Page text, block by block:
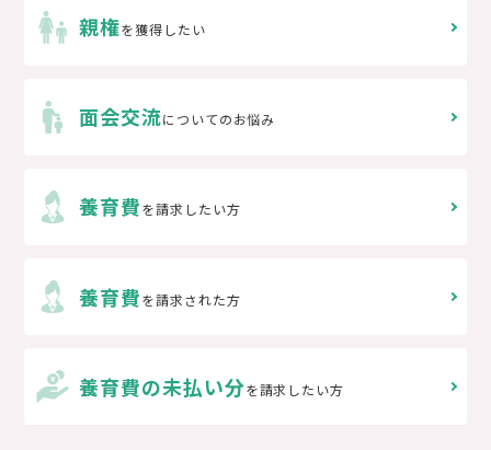
親権を獲得したい
面会交流についてのお悩み
養育費を請求したい方
養育費を請求された方
養育費の未払い分を請求したい方